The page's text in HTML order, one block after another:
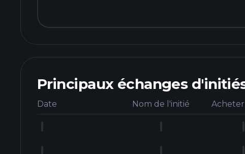
Principaux échanges
Date Nom de l'initié